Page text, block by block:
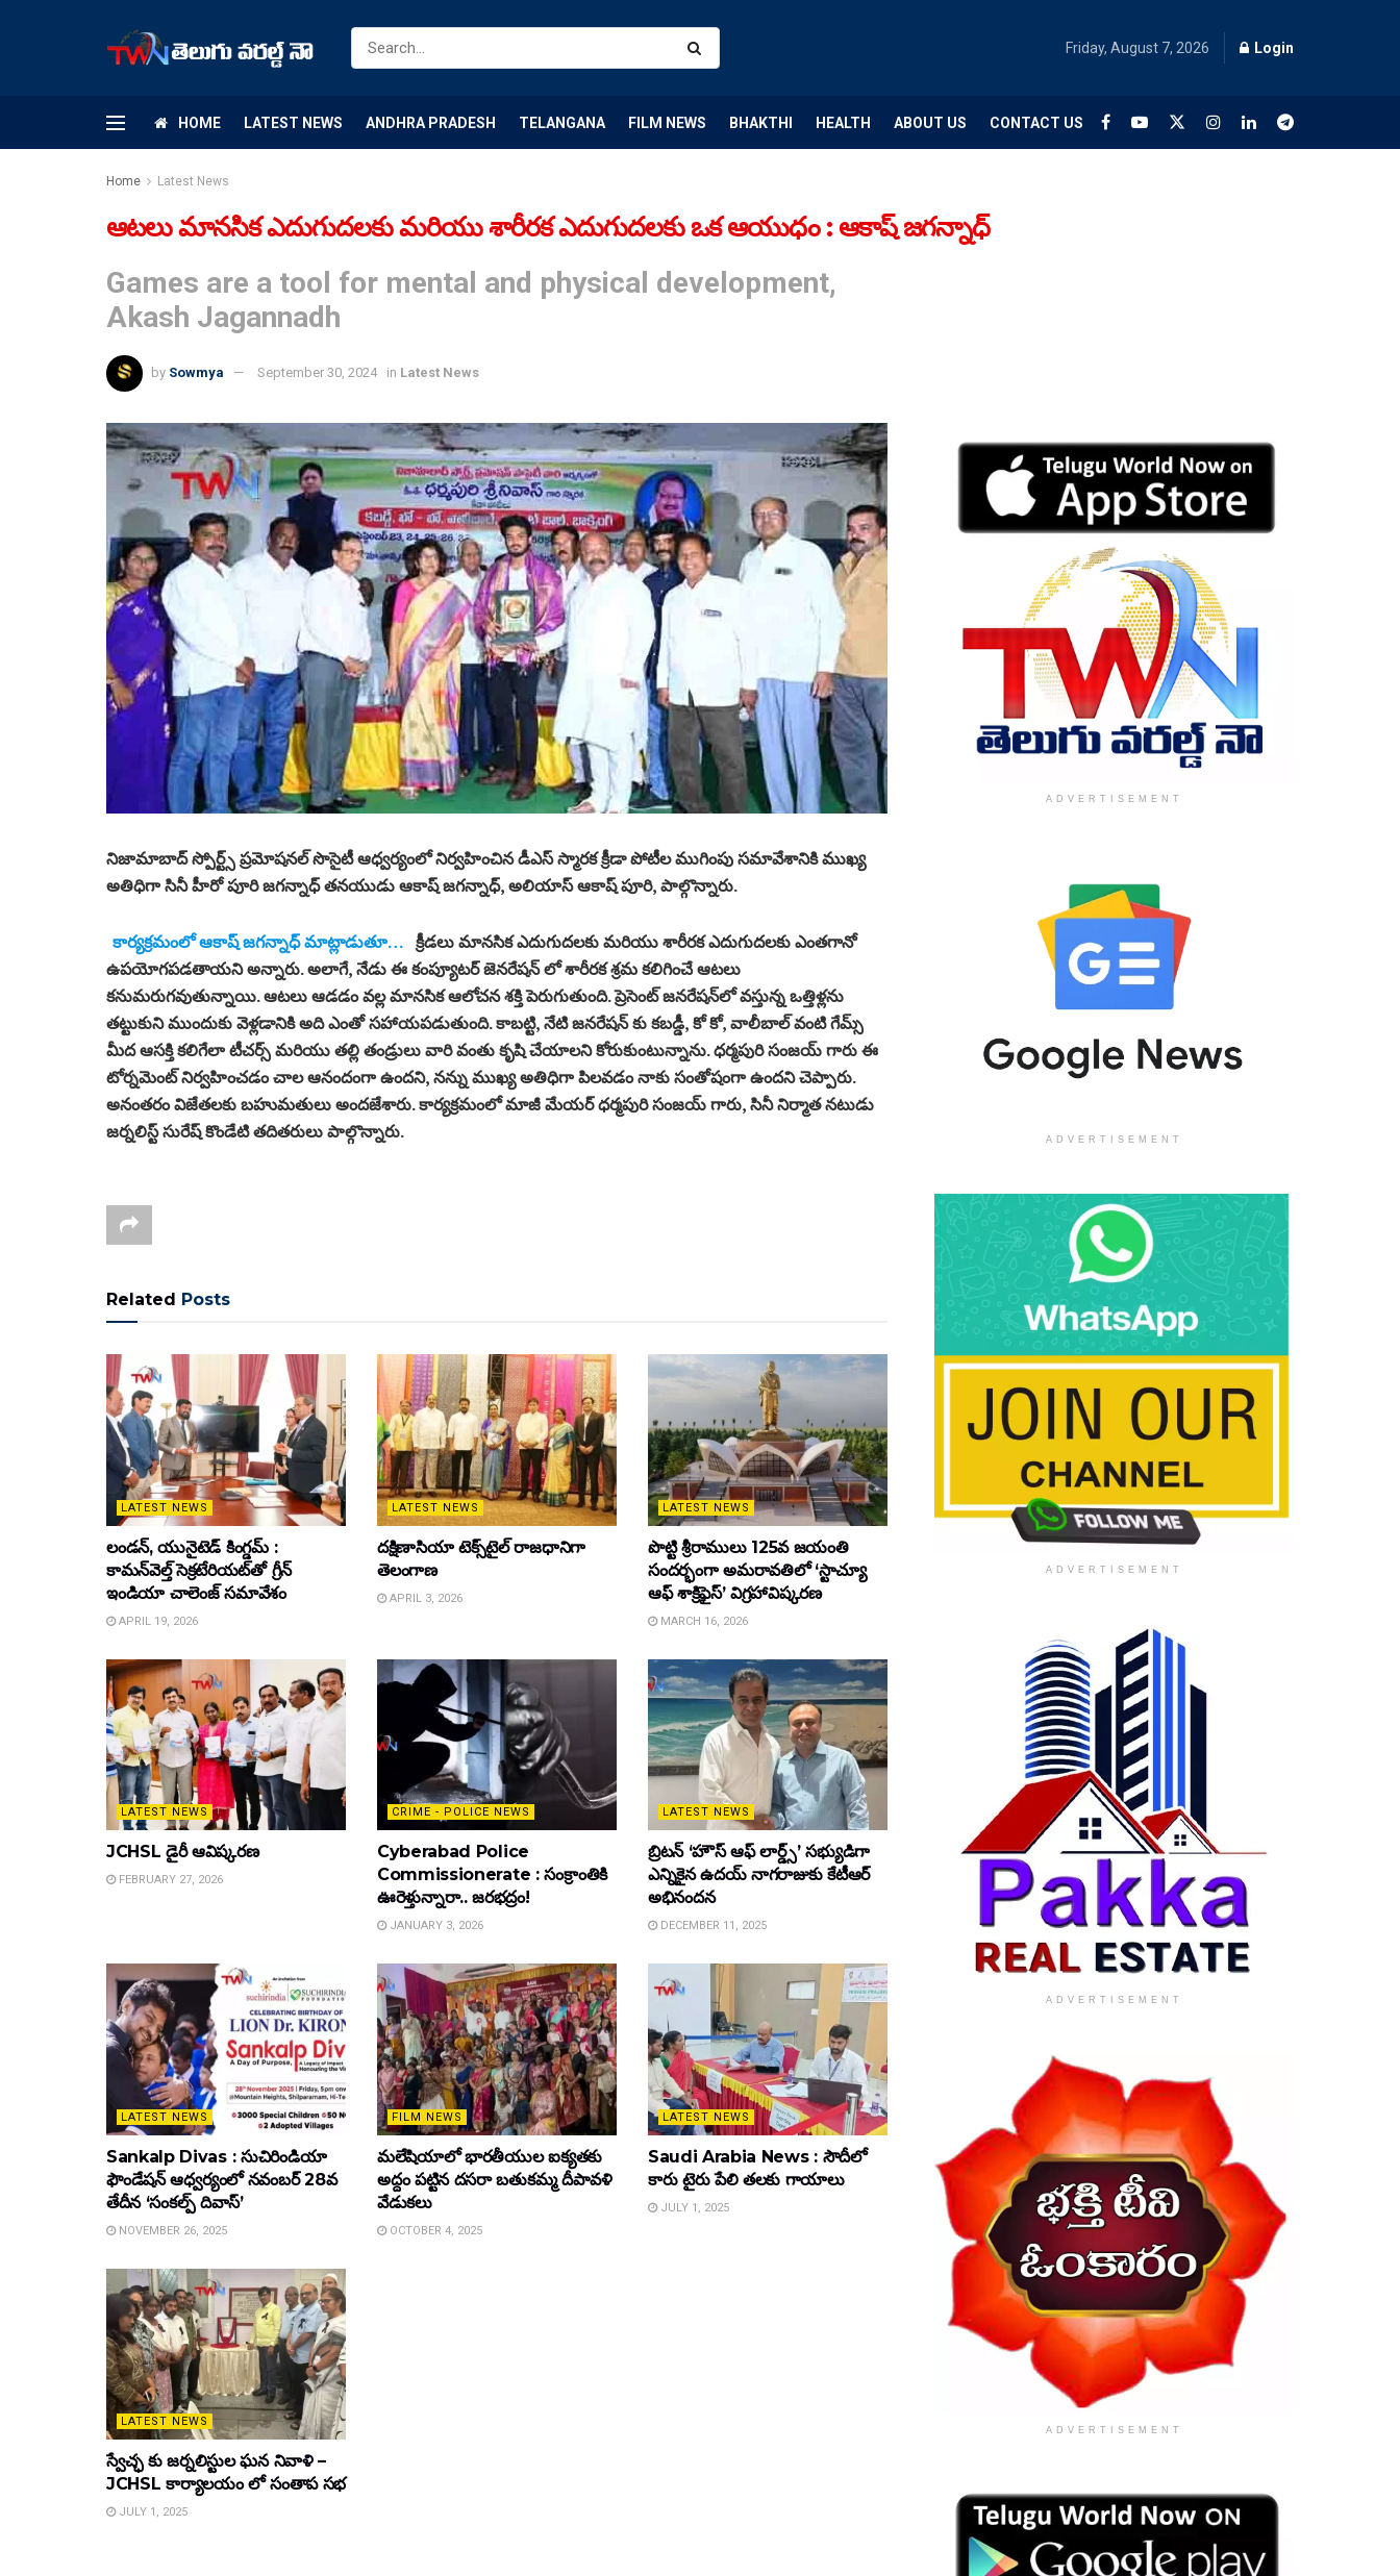
Friday, August 7, 2026 Login
HOME LATEST NEWS ANDHRA PRADESH TELANGANA FILM NEWS BHAKTHI HEALTH ABOUT US CONTACT US
Home Latest News
ఆటలు మానసిక ఎదుగుదలకు మరియు శారీరక ఎదుగుదలకు ఒక ఆయుధం : ఆకాష్ జగన్నాధ్
Games are a tool for mental and physical development,
Akash Jagannadh
by Sowmya September 30, 2024 in Latest News
నిజామాబాద్ స్పోర్ట్స్ ప్రమోషనల్ సొసైటీ ఆధ్వర్యంలో నిర్వహించిన డీఎస్ స్మారక క్రీడా పోటీల ముగింపు సమావేశానికి ముఖ్య
అతిధిగా సినీ హీరో పూరి జగన్నాధ్ తనయుడు ఆకాష్ జగన్నాధ్, అలియాస్ ఆకాష్ పూరి, పాల్గొన్నారు.
కార్యక్రమంలో ఆకాష్ జగన్నాధ్ మాట్లాడుతూ… క్రీడలు మానసిక ఎదుగుదలకు మరియు శారీరక ఎదుగుదలకు ఎంతగానో
ఉపయోగపడతాయని అన్నారు. అలాగే, నేడు ఈ కంప్యూటర్ జెనరేషన్ లో శారీరక శ్రమ కలిగించే ఆటలు
కనుమరుగవుతున్నాయి. ఆటలు ఆడడం వల్ల మానసిక ఆలోచన శక్తి పెరుగుతుంది. ప్రెసెంట్ జనరేషన్‌లో వస్తున్న ఒత్తిళ్లను
తట్టుకుని ముందుకు వెళ్లడానికి అది ఎంతో సహాయపడుతుంది. కాబట్టి, నేటి జనరేషన్ కు కబడ్డీ, కో కో, వాలీబాల్ వంటి గేమ్స్
మీద ఆసక్తి కలిగేలా టీచర్స్ మరియు తల్లి తండ్రులు వారి వంతు కృషి చేయాలని కోరుకుంటున్నాను. ధర్మపురి సంజయ్ గారు ఈ
టోర్నమెంట్ నిర్వహించడం చాల ఆనందంగా ఉందని, నన్ను ముఖ్య అతిధిగా పిలవడం నాకు సంతోషంగా ఉందని చెప్పారు.
అనంతరం విజేతలకు బహుమతులు అందజేశారు. కార్యక్రమంలో మాజీ మేయర్ ధర్మపురి సంజయ్ గారు, సినీ నిర్మాత నటుడు
జర్నలిస్ట్ సురేష్ కొండేటి తదితరులు పాల్గొన్నారు.
Related Posts
LATEST NEWS
లండన్, యునైటెడ్ కింగ్డమ్ :
కామన్‌వెల్త్ సెక్రటేరియట్‌తో గ్రీన్
ఇండియా చాలెంజ్ సమావేశం
APRIL 19, 2026
LATEST NEWS
దక్షిణాసియా టెక్స్‌టైల్ రాజధానిగా
తెలంగాణ
APRIL 3, 2026
LATEST NEWS
పొట్టి శ్రీరాములు 125వ జయంతి
సందర్భంగా అమరావతిలో ‘స్టాచ్యూ
ఆఫ్ శాక్రిఫైస్’ విగ్రహావిష్కరణ
MARCH 16, 2026
LATEST NEWS
JCHSL డైరీ ఆవిష్కరణ
FEBRUARY 27, 2026
CRIME - POLICE NEWS
Cyberabad Police
Commissionerate : సంక్రాంతికి
ఊరెళ్తున్నారా.. జరభద్రం!
JANUARY 3, 2026
LATEST NEWS
బ్రిటన్ ‘హౌస్ ఆఫ్ లార్డ్స్’ సభ్యుడిగా
ఎన్నికైన ఉదయ్ నాగరాజుకు కేటీఆర్
అభినందన
DECEMBER 11, 2025
LATEST NEWS
Sankalp Divas : సుచిరిండియా
ఫౌండేషన్ ఆధ్వర్యంలో నవంబర్ 28వ
తేదీన ‘సంకల్ప్ దివాస్’
NOVEMBER 26, 2025
FILM NEWS
మలేషియాలో భారతీయుల ఐక్యతకు
అద్దం పట్టిన దసరా బతుకమ్మ దీపావళి
వేడుకలు
OCTOBER 4, 2025
LATEST NEWS
Saudi Arabia News : సౌదీలో
కారు టైరు పేలి తలకు గాయాలు
JULY 1, 2025
LATEST NEWS
స్వేచ్ఛ కు జర్నలిస్టుల ఘన నివాళి –
JCHSL కార్యాలయం లో సంతాప సభ
JULY 1, 2025
ADVERTISEMENT
ADVERTISEMENT
ADVERTISEMENT
ADVERTISEMENT
ADVERTISEMENT